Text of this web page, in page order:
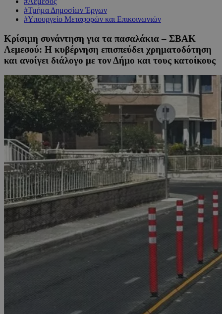
#Τμήμα Δημοσίων Έργων
#Υπουργείο Μεταφορών και Επικοινωνιών
Κρίσιμη συνάντηση για τα πασαλάκια – ΣΒΑΚ
Λεμεσού: Η κυβέρνηση επισπεύδει χρηματοδότηση
και ανοίγει διάλογο με τον Δήμο και τους κατοίκους